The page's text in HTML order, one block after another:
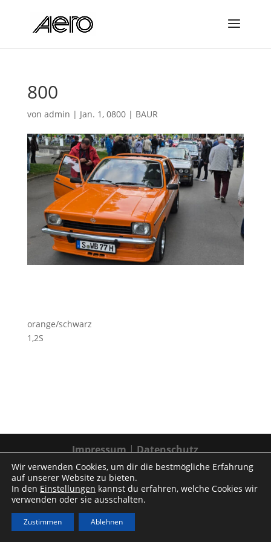
800
von admin | Jan. 1, 0800| BAUR
orange/schwarz
1,2S
Impressum|Datenschutz
Wir verwenden Cookies, um dir die bestmögliche Erfahrung
auf unserer Website zu bieten.
In den Einstellungen kannst du erfahren, welche Cookies wir
verwenden oder sie ausschalten.
Zustimmen Ablehnen